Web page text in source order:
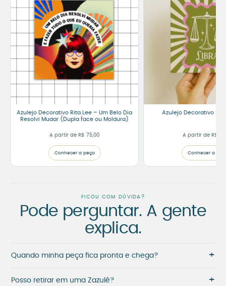
Azulejo Decorativo Rita Lee – Um Belo Dia
Resolvi Mudar (Dupla face ou Moldura)
A partir de R$ 75,00
Conhecer a peça
Azulejo Decorativo
A partir de R$
Conhecer a
FICOU COM DÚVIDA?
Pode perguntar. A gente
explica.
Quando minha peça fica pronta e chega? +
Posso retirar em uma Zazulê? +